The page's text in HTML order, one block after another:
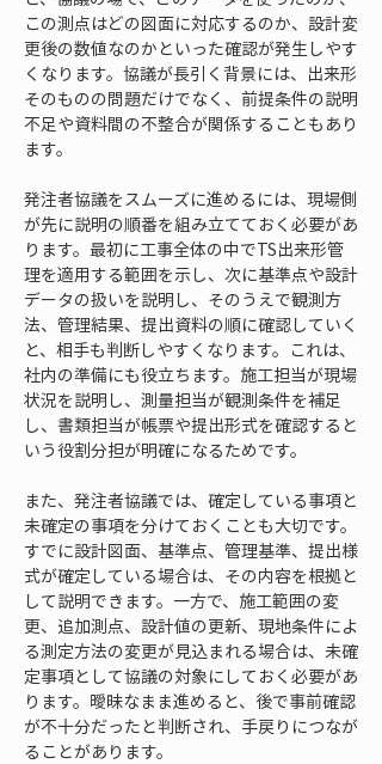
この測点はどの図面に対応するのか、設計変
更後の数値なのかといった確認が発生しやす
くなります。協議が長引く背景には、出来形
そのものの問題だけでなく、前提条件の説明
不足や資料間の不整合が関係することもあり
ます。
発注者協議をスムーズに進めるには、現場側
が先に説明の順番を組み立てておく必要があ
ります。最初に工事全体の中でTS出来形管
理を適用する範囲を示し、次に基準点や設計
データの扱いを説明し、そのうえで観測方
法、管理結果、提出資料の順に確認していく
と、相手も判断しやすくなります。これは、
社内の準備にも役立ちます。施工担当が現場
状況を説明し、測量担当が観測条件を補足
し、書類担当が帳票や提出形式を確認すると
いう役割分担が明確になるためです。
また、発注者協議では、確定している事項と
未確定の事項を分けておくことも大切です。
すでに設計図面、基準点、管理基準、提出様
式が確定している場合は、その内容を根拠と
して説明できます。一方で、施工範囲の変
更、追加測点、設計値の更新、現地条件によ
る測定方法の変更が見込まれる場合は、未確
定事項として協議の対象にしておく必要があ
ります。曖昧なまま進めると、後で事前確認
が不十分だったと判断され、手戻りにつなが
ることがあります。